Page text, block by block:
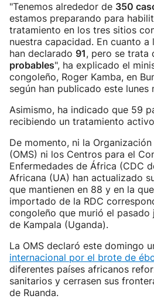
"Tenemos alrededor de 350
estamos preparando para
tratamiento en los tres sitios
nuestra capacidad. En cuanto
han declarado 91, pero se trata
probables", ha explicado el
congoleño, Roger Kamba, en
según han publicado este lunes
Asimismo, ha indicado que 59
recibiendo un tratamiento
De momento, ni la
(OMS) ni los Centros para el
Enfermedades de África (CDC
Africana (UA) han actualizado
que mantienen en 88 y en la
importado de la RDC
congoleño que murió el pasado
de Kampala (Uganda).
La OMS declaró este domingo
internacional por el brote de
diferentes países africanos
sanitarios y cerrasen sus
de Ruanda.